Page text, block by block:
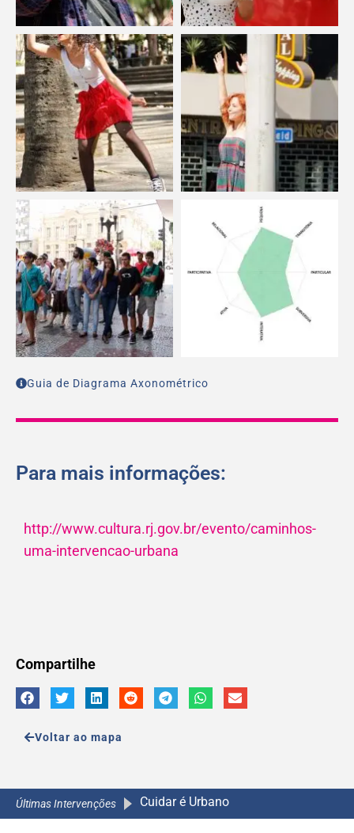
Guia de Diagrama Axonométrico
Para mais informações:
http://www.cultura.rj.gov.br/evento/caminhos-
uma-intervencao-urbana
Compartilhe
Voltar ao mapa
Últimas Intervenções A Caminh
A Caminho da Escola 2.0
A Caminho da Escola 2.0